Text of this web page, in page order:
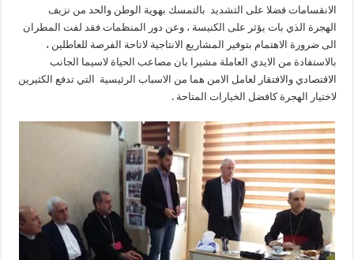
الانقسامات فضلا على التشديد بالتمسك بهوية الوطن والحد من نزيف
الهجرة الذي بات يؤثر على الكنيسة ، وعن دور المنظمات فقد لفت المطران
الى ضرورة الاهتمام بتوفير المشاريع الانتاجية لاتاحة الفرصة للعاطلين ،
بالاستفادة من الايدي العاملة مشيرا بان مصاعب الحياة لاسيما الجانب
الاقتصادي والافتقار لعامل الامن هما من الاسباب الرئيسية التي تدفع الكثيرين
لاختيار الهجرة كافضل الخيارات المتاحة .